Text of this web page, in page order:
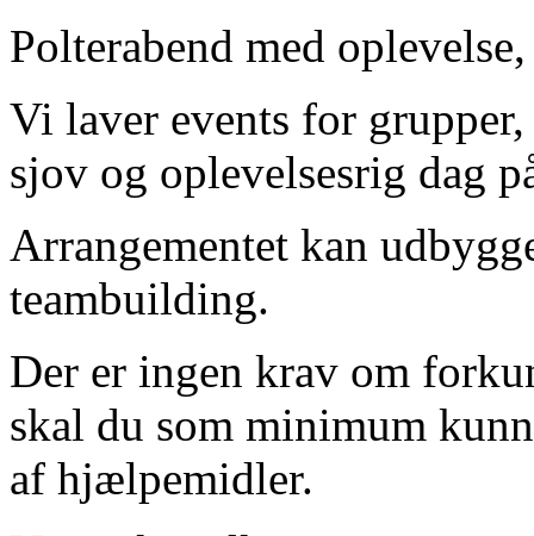
Polterabend med
Vi laver events for
sjov og oplevelsesrig dag
Arrangementet kan
teambuilding.
Der er ingen krav om
skal du som minimum
af hjælpemidler.